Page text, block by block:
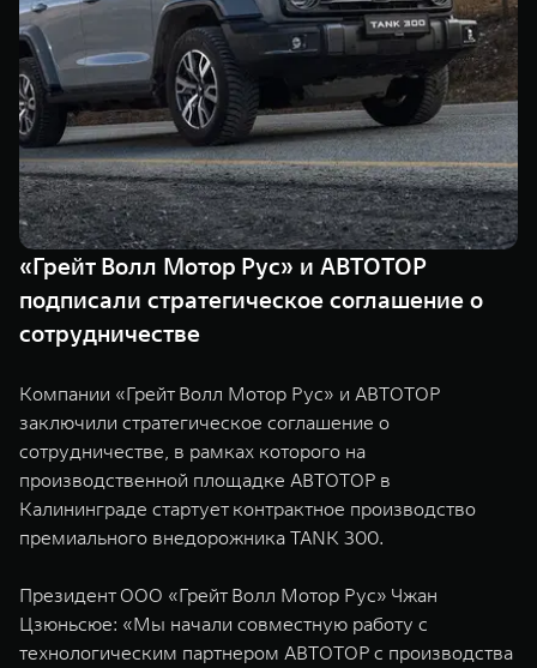
TANK 500
Веди за собой
от 6 499 000 ₽
TANK 700
Сила
от 10 199
Расширяя границы комфорта
от 6 149 000 ₽
ПОКУПКА АВТОМОБИЛЯ
TANK Финансы
Корпоративным клиентам
TANK ФИНАНСЫ
TANK Кредит
TANK Лизинг
TANK Страхование
Сервис
Специальные предложения
Моторные масла
ЦИФРОВЫЕ СЕРВИСЫ TANK
Цифровые сервисы TANK
Подписки
«Грейт Волл Мотор Рус» и АВТОТОР
подписали стратегическое соглашение о
сотрудничестве
Компании «Грейт Волл Мотор Рус» и АВТОТОР
заключили стратегическое соглашение о
сотрудничестве, в рамках которого на
производственной площадке АВТОТОР в
Калининграде стартует контрактное производство
премиального внедорожника TANK 300.
Президент ООО «Грейт Волл Мотор Рус» Чжан
Цзюньсюе: «Мы начали совместную работу с
технологическим партнером АВТОТОР c производства